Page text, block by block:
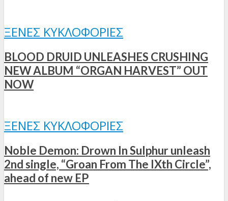
ΞΈΝΕΣ ΚΥΚΛΟΦΟΡΊΕΣ
BLOOD DRUID UNLEASHES CRUSHING
NEW ALBUM “ORGAN HARVEST” OUT
NOW
ΞΈΝΕΣ ΚΥΚΛΟΦΟΡΊΕΣ
Noble Demon: Drown In Sulphur unleash
2nd single, “Groan From The IXth Circle”,
ahead of new EP